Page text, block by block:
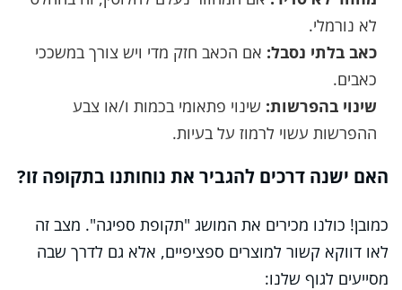
לא נורמלי.
כאב בלתי נסבל: אם הכאב חזק מדי ויש צורך במשככי
כאבים.
שינוי בהפרשות: שינוי פתאומי בכמות ו/או צבע
ההפרשות עשוי לרמוז על בעיות.
האם ישנה דרכים להגביר את נוחותנו בתקופה זו?
כמובן! כולנו מכירים את המושג "תקופת ספיגה". מצב זה
לאו דווקא קשור למוצרים ספציפיים, אלא גם לדרך שבה
מסייעים לגוף שלנו: